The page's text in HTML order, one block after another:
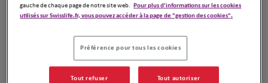
Leaflet| Map ©2026HERE
gauche de chaque page de notre site web. Pour plus d'informations sur les cookies
utilisés sur Swisslife.fr, vous pouvez accéder à la page de "gestion des cookies".
Préférence pour tous les cookies
Tout refuser Tout autoriser